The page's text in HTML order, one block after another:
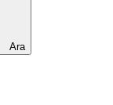
Ara